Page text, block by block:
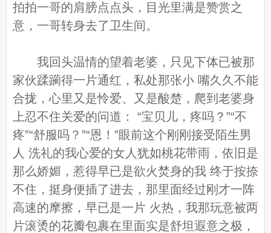
拍拍一哥的肩膀点点头，目光里满是赞赏之
意，一哥转身去了卫生间。
我回头温情的望着老婆，只见下体已被那
家伙蹂躏得一片通红，私处那张小 嘴久久不能
合拢，心里又是怜爱、又是酸楚，爬到老婆身
上忍不住关爱的问道： “宝贝儿，疼吗？”“不
疼”“舒服吗？”“恩！”眼前这个刚刚接受陌生男
人 洗礼的我心爱的女人犹如桃花带雨，依旧是
那么娇媚，惹得早已是欲火焚身的我 终于按捺
不住，挺身便插了进去，那里面经过刚才一阵
高速的摩擦，早已是一片 火热，我那玩意被两
片滚烫的花瓣包裹在里面实是舒坦遐意之极，